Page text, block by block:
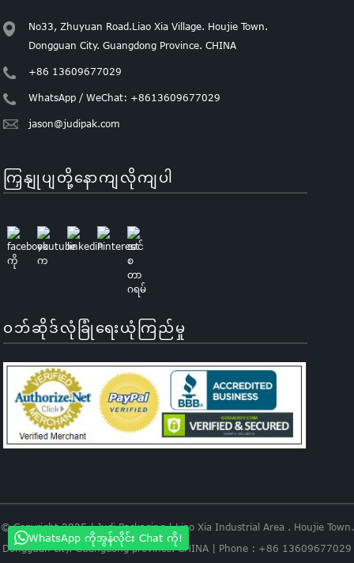
No33, Zhuyuan Road.Liao Xia Village. Houjie Town.
Dongguan City. Guangdong Province. CHINA
+86 13609677029
WhatsApp / WeChat: +8613609677029
jason@judipak.com
ကြှနျုပျတို့နောကျလိုကျပါ
ဝဘ်ဆိုဒ်လုံခြုံရေးယုံကြည်မှု
WhatsApp ကိုအွန်လိုင်း Chat ကို!
© Copyright 2025 | Judi Packaging | Liao Xia Industrial Area . Houjie Town.
Dongguan city. Guangdong province. CHINA | Phone : +86 13609677029